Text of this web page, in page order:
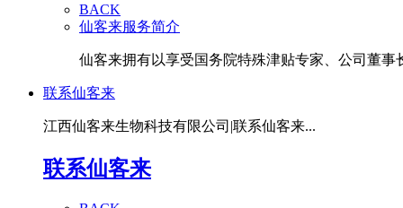
BACK
仙客来服务简介
仙客来拥有以享受国务院特殊津贴专家、公司董事
联系仙客来
江西仙客来生物科技有限公司|联系仙客来...
联系仙客来